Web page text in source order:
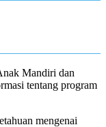
Mandiri dan
tentang program
mengenai